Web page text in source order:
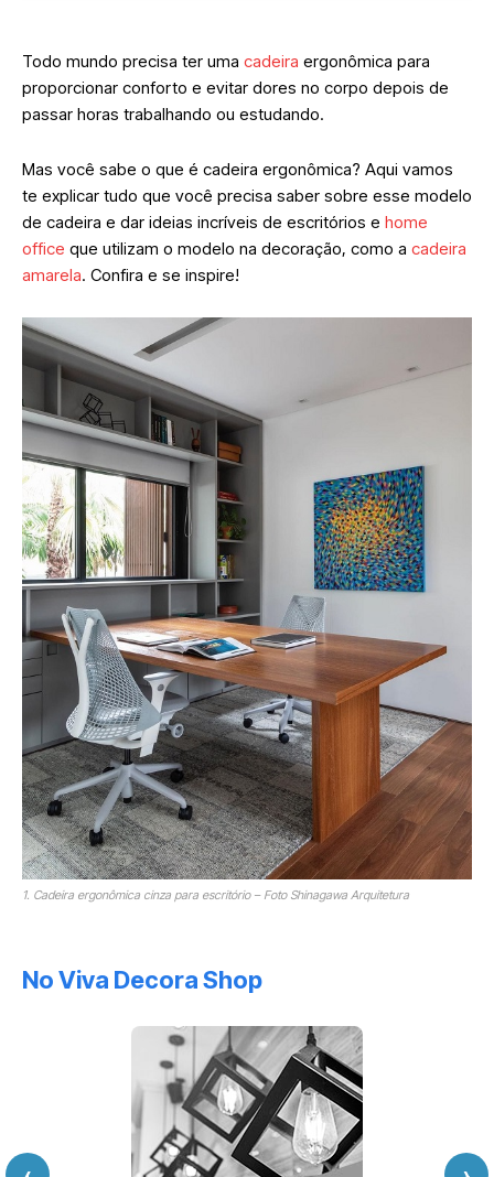
Todo mundo precisa ter uma cadeira ergonômica para
proporcionar conforto e evitar dores no corpo depois de
passar horas trabalhando ou estudando.
Mas você sabe o que é cadeira ergonômica? Aqui vamos
te explicar tudo que você precisa saber sobre esse modelo
de cadeira e dar ideias incríveis de escritórios e home
office que utilizam o modelo na decoração, como a cadeira
amarela. Confira e se inspire!
1. Cadeira ergonômica cinza para escritório – Foto Shinagawa Arquitetura
No Viva Decora Shop